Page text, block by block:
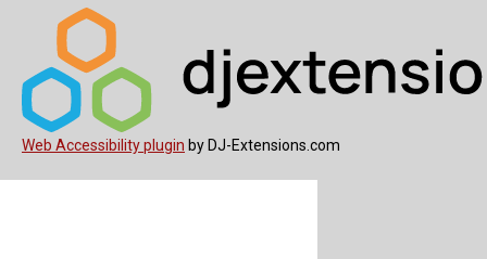
Web Accessibility plugin by DJ-Extensions.com